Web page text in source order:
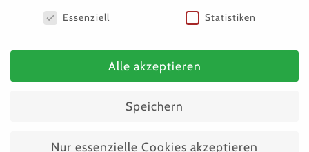
euren unglaublichen Einsatz, die
Wir sind so froh und dankbar, dass wir
wieder dabei sein dürfen
Datenschutzeinstellungen
Essenziell Statistiken
Alle akzeptieren
Speichern
Nur essenzielle Cookies akzeptieren